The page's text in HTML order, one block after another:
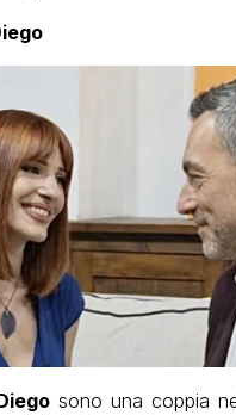
sono una coppia